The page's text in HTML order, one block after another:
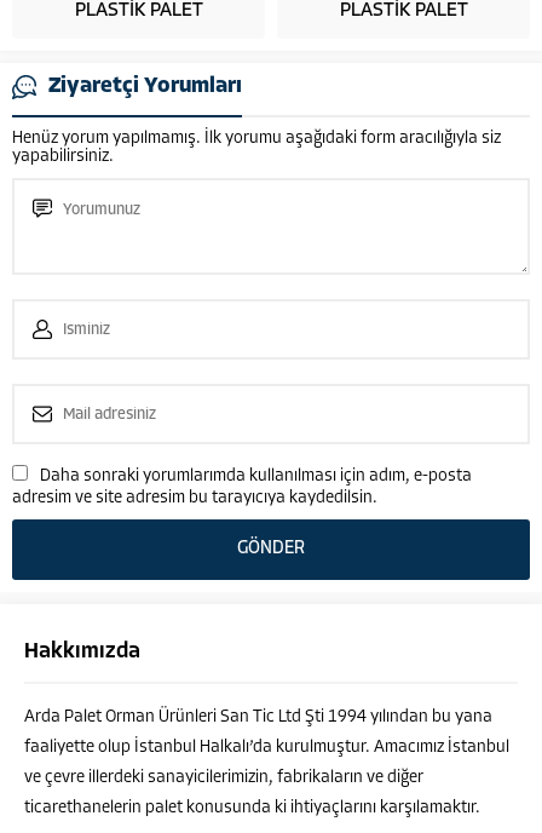
PLASTİK PALET
PLASTİK PALET
Ziyaretçi Yorumları
Henüz yorum yapılmamış. İlk yorumu aşağıdaki form aracılığıyla siz
yapabilirsiniz.
Daha sonraki yorumlarımda kullanılması için adım, e-posta
adresim ve site adresim bu tarayıcıya kaydedilsin.
Hakkımızda
Arda Palet Orman Ürünleri San Tic Ltd Şti 1994 yılından bu yana
faaliyette olup İstanbul Halkalı’da kurulmuştur. Amacımız İstanbul
ve çevre illerdeki sanayicilerimizin, fabrikaların ve diğer
ticarethanelerin palet konusunda ki ihtiyaçlarını karşılamaktır.